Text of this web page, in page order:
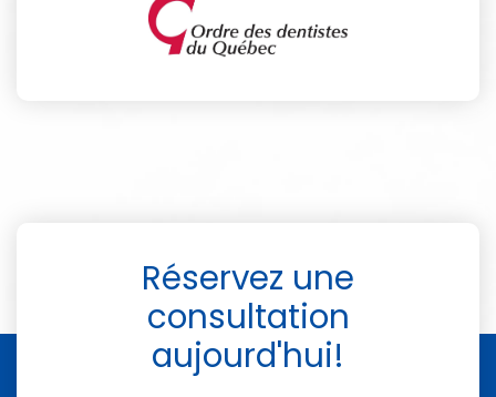
Réservez une
consultation
aujourd'hui!